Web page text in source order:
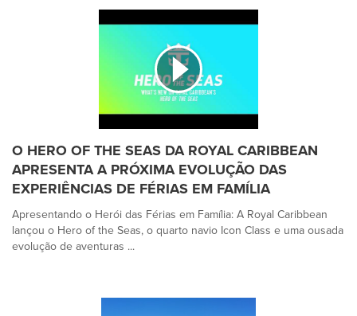
O HERO OF THE SEAS DA ROYAL CARIBBEAN
APRESENTA A PRÓXIMA EVOLUÇÃO DAS
EXPERIÊNCIAS DE FÉRIAS EM FAMÍLIA
Apresentando o Herói das Férias em Família: A Royal Caribbean
lançou o Hero of the Seas, o quarto navio Icon Class e uma ousada
evolução de aventuras ...